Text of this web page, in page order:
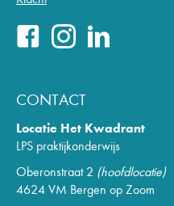
CONTACT
Locatie Het Kwadrant
LPS praktijkonderwijs
Oberonstraat 2 (hoofdlocatie)
4624 VM Bergen op Zoom